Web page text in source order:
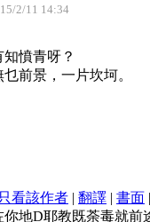
2/11 14:34
憤青呀？
前景，一片坎坷。
只看該作者 | 翻譯 | 書面
你地D耶教既荼毒就